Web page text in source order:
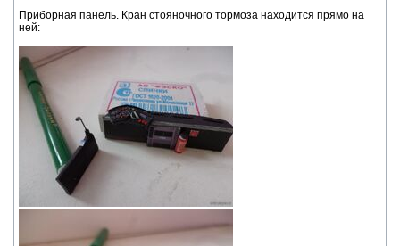
Приборная панель. Кран стояночного тормоза находится прямо на
ней: